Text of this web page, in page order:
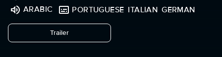
ARABIC
PORTUGUESE ITALIAN GERMAN
Trailerundefined